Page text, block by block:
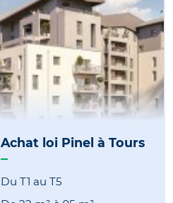
Achat loi Pinel à Tours
Du T1 au T5